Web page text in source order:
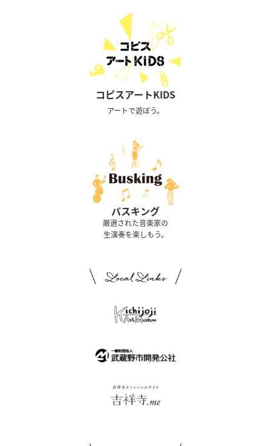
コピスアートKIDS
アートで遊ぼう。
バスキング
厳選された音楽家の
生演奏を楽しもう。